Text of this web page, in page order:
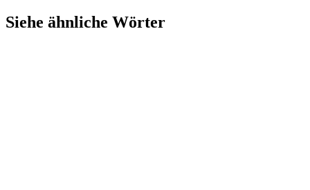
Siehe ähnliche Wörter